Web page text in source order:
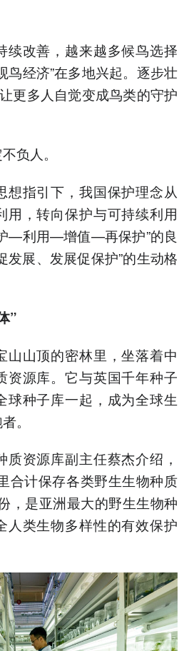
续改善，越来越多候鸟选择
鸟经济”在多地兴起。逐步壮
更多人自觉变成鸟类的守护
负人。
想指引下，我国保护理念从
用，转向保护与可持续利用
—利用—增值—再保护”的良
发展、发展促保护”的生动格
”
山山顶的密林里，坐落着中
资源库。它与英国千年种子
球种子库一起，成为全球生
。
资源库副主任蔡杰介绍，
合计保存各类野生生物种质
，是亚洲最大的野生生物种
人类生物多样性的有效保护